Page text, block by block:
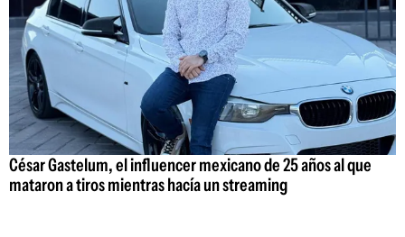
César Gastelum, el influencer mexicano de 25 años al que
mataron a tiros mientras hacía un streaming